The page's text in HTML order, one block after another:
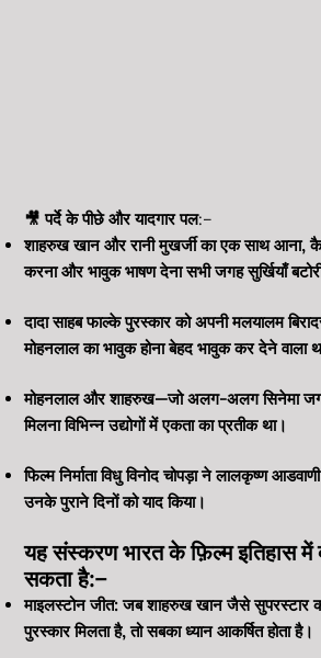
🎥 पर्दे के पीछे और यादगार पल:–
शाहरुख खान और रानी मुखर्जी का एक साथ आना,
करना और भावुक भाषण देना सभी जगह सुर्खियाँ
दादा साहब फाल्के पुरस्कार को अपनी मलयालम
मोहनलाल का भावुक होना बेहद भावुक कर देने वाला
मोहनलाल और शाहरुख—जो अलग-अलग सिनेमा
मिलना विभिन्न उद्योगों में एकता का प्रतीक था।
फिल्म निर्माता विधु विनोद चोपड़ा ने लालकृष्ण
उनके पुराने दिनों को याद किया।
यह संस्करण भारत के फ़िल्म इतिहास में
सकता है:–
माइलस्टोन जीत: जब शाहरुख खान जैसे सुपरस्टार
पुरस्कार मिलता है, तो सबका ध्यान आकर्षित होता है।